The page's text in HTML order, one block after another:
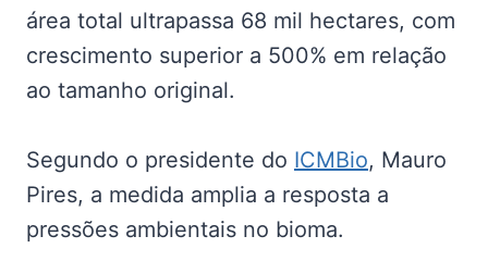
área total ultrapassa 68 mil hectares, com
crescimento superior a 500% em relação
ao tamanho original.
Segundo o presidente do ICMBio, Mauro
Pires, a medida amplia a resposta a
pressões ambientais no bioma.